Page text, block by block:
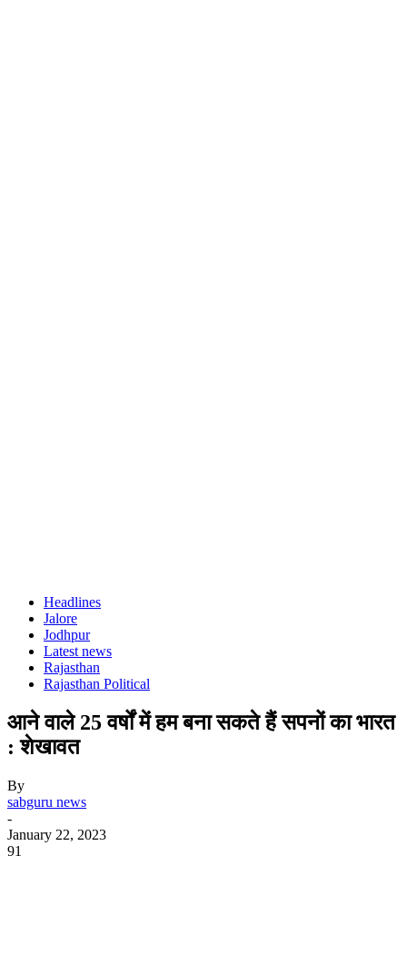
Headlines
Jalore
Jodhpur
Latest news
Rajasthan
Rajasthan Political
आने वाले 25 वर्षों में हम बना सकते हैं सपनों का भारत
: शेखावत
By
sabguru news
-
January 22, 2023
91